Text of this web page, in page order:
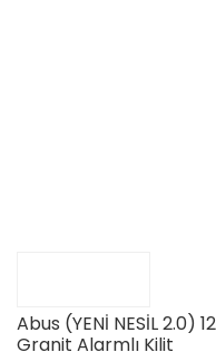
Abus (YENİ NESİL 2.0)
Granit Alarmlı Kilit